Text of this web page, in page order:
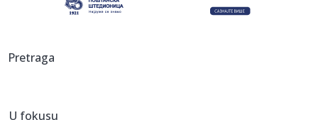
08:59:Ćuta udario na studente blokadere uživo na N1: "Ne
Pretraga
U fokusu